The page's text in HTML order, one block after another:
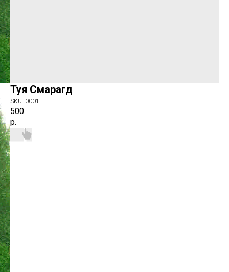
Туя Смарагд
SKU: 0001
500
р.